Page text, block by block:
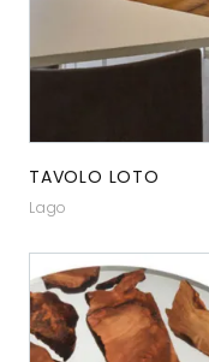
TAVOLO LOTO
Lago